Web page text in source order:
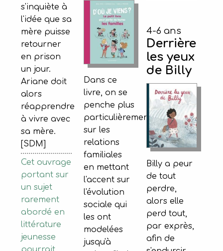
s'inquiète à
l'idée que sa
mère puisse
retourner
en prison
un jour.
Ariane doit
alors
réapprendre
à vivre avec
sa mère.
[SDM]
Cet ouvrage
portant sur
un sujet
rarement
abordé en
littérature
jeunesse
Dans ce
livre, on se
penche plus
particulièrement
sur les
relations
familiales
en mettant
l'accent sur
l'évolution
sociale qui
les ont
modelées
jusqu'à
4-6 ans
Derrière
les yeux
de Billy
Billy a peur
de tout
perdre,
alors elle
perd tout,
par exprès,
afin de